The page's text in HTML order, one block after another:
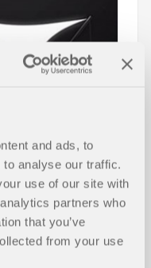
and ads, to
analyse our traffic.
use of our site with
partners who
that you’ve
from your use
такие как
форм.
данных
и создание
описаны два